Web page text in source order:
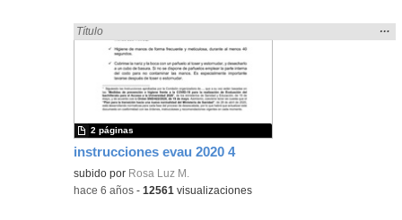
instrucciones evau 2020 4
Encontrado «EvAU» en:
Título
la
…
subido por Rosa Luz M.
2 páginas
-hace 6 años -12561 visualizaciones